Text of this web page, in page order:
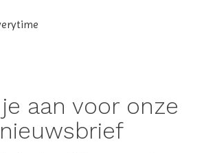
aan voor onze
nieuwsbrief